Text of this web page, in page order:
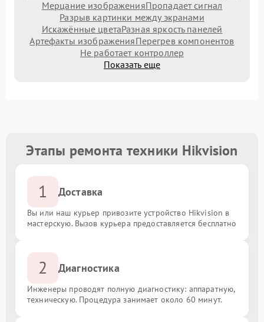
Мерцание изображенияПропадает сигнал
Разрыв картинки между экранами
Искажённые цветаРазная яркость панелей
Артефакты изображенияПерегрев компонентов
Не работает контроллер
Показать еще
Этапы ремонта техники Hikvision
1 Доставка
Вы или наш курьер привозите устройство Hikvision в
мастерскую. Вызов курьера предоставляется бесплатно
2 Диагностика
Инженеры проводят полную диагностику: аппаратную,
техническую. Процедура занимает около 60 минут.